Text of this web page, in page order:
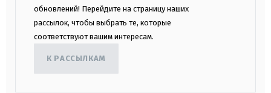
обновлений! Перейдите на страницу наших
рассылок, чтобы выбрать те, которые
соответствуют вашим интересам.
К РАССЫЛКАМ